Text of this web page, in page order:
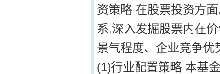
资策略 在股票投资方
系,深入发掘股票内在
景气程度、企业竞争
(1)行业配置策略 本基